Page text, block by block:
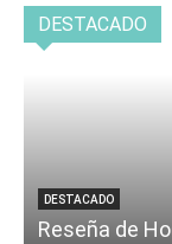
DESTACADO
DESTACADO
Reseña de